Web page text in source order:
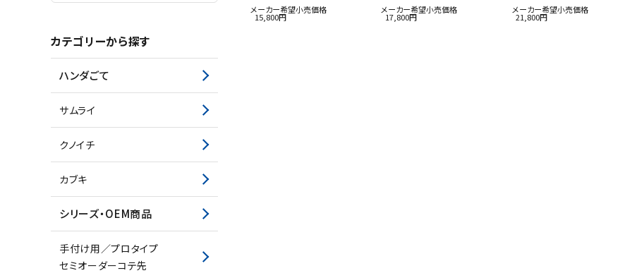
メーカー希望小売価格
15,800円
メーカー希望小売価格
17,800円
メーカー希望小売価格
21,800円
カテゴリーから探す
ハンダごて
サムライ
クノイチ
カブキ
シリーズ・OEM商品
手付け用／プロタイプ
セミオーダーコテ先